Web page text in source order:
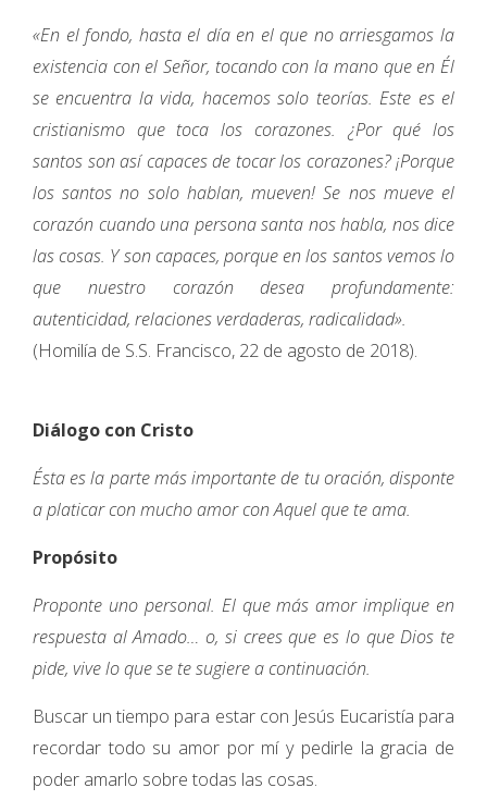
«En el fondo, hasta el día en el que no arriesgamos la
existencia con el Señor, tocando con la mano que en Él
se encuentra la vida, hacemos solo teorías. Este es el
cristianismo que toca los corazones. ¿Por qué los
santos son así capaces de tocar los corazones? ¡Porque
los santos no solo hablan, mueven! Se nos mueve el
corazón cuando una persona santa nos habla, nos dice
las cosas. Y son capaces, porque en los santos vemos lo
que nuestro corazón desea profundamente:
autenticidad, relaciones verdaderas, radicalidad».
(Homilía de S.S. Francisco, 22 de agosto de 2018).
Diálogo con Cristo
Ésta es la parte más importante de tu oración, disponte
a platicar con mucho amor con Aquel que te ama.
Propósito
Proponte uno personal. El que más amor implique en
respuesta al Amado… o, si crees que es lo que Dios te
pide, vive lo que se te sugiere a continuación.
Buscar un tiempo para estar con Jesús Eucaristía para
recordar todo su amor por mí y pedirle la gracia de
poder amarlo sobre todas las cosas.